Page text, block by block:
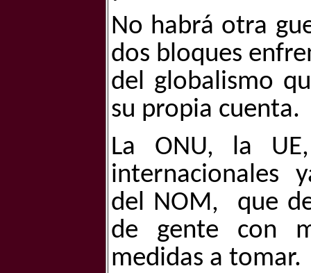
No habrá otra
dos bloques
del globalismo
su propia cuenta.
La ONU, la
internacionales
del NOM,
que
de gente con
medidas a tomar.